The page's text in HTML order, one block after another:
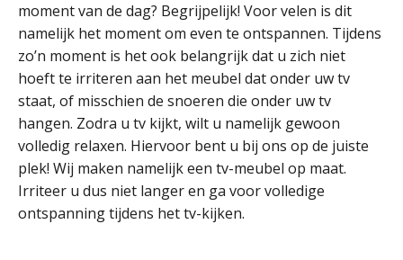
moment van de dag? Begrijpelijk! Voor velen is dit
namelijk het moment om even te ontspannen. Tijdens
zo’n moment is het ook belangrijk dat u zich niet
hoeft te irriteren aan het meubel dat onder uw tv
staat, of misschien de snoeren die onder uw tv
hangen. Zodra u tv kijkt, wilt u namelijk gewoon
volledig relaxen. Hiervoor bent u bij ons op de juiste
plek! Wij maken namelijk een tv-meubel op maat.
Irriteer u dus niet langer en ga voor volledige
ontspanning tijdens het tv-kijken.